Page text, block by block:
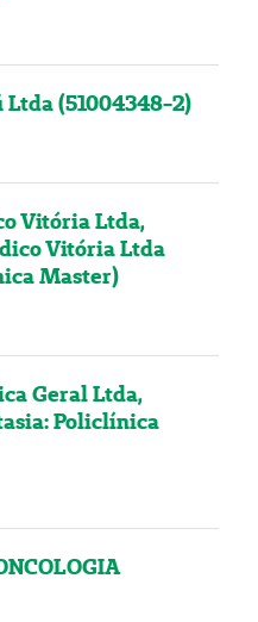
(51004348-2)
Vitória Ltda,
Vitória Ltda
Master)
Geral Ltda,
Policlínica